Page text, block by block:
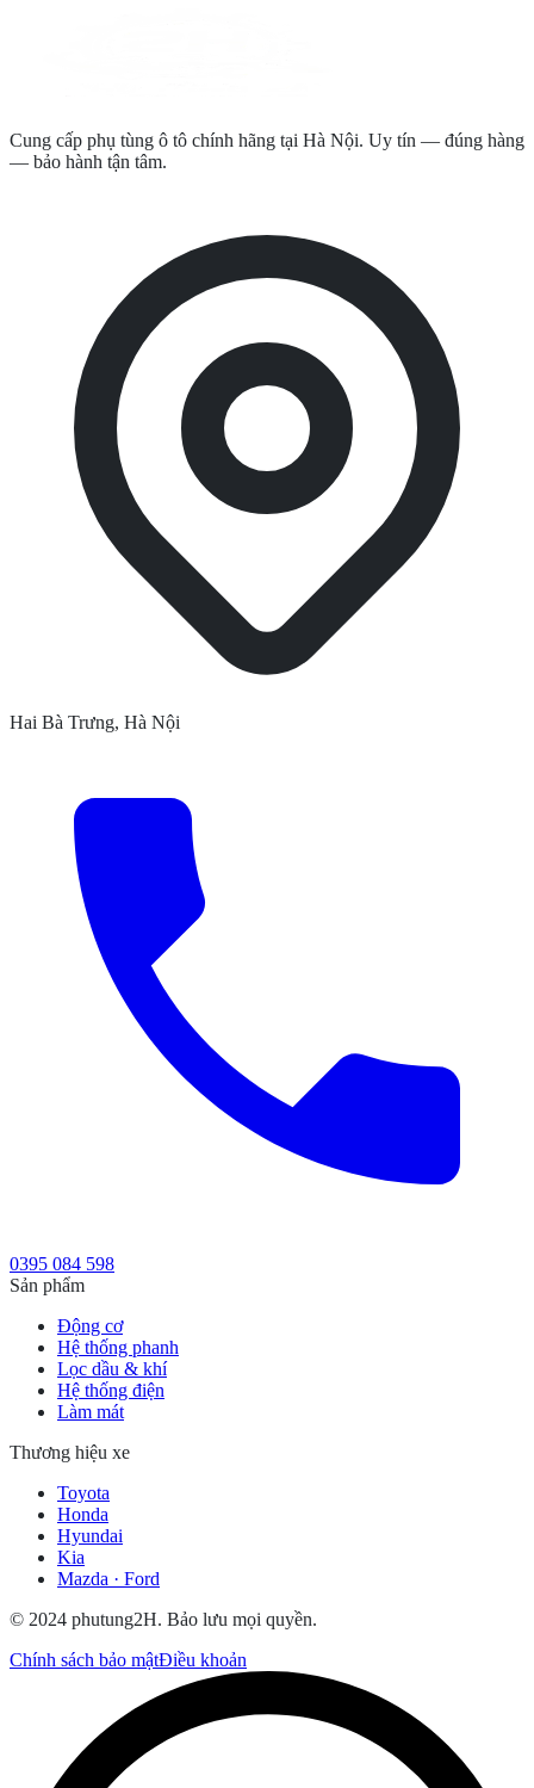
Cung cấp phụ tùng ô tô chính hãng tại Hà Nội. Uy tín — đúng hàng
— bảo hành tận tâm.
Hai Bà Trưng, Hà Nội
0395 084 598
Sản phẩm
Động cơ
Hệ thống phanh
Lọc dầu & khí
Hệ thống điện
Làm mát
Thương hiệu xe
Toyota
Honda
Hyundai
Kia
Mazda · Ford
© 2024 phutung2H. Bảo lưu mọi quyền.
Chính sách bảo mậtĐiều khoản